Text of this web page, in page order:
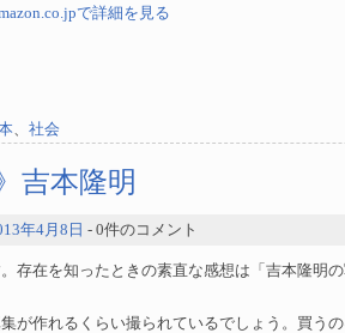
で詳細を見る
、 社会
吉本隆明
年4月8日 - 0件のコメント
存在を知ったときの素直な感想は「吉本隆明
が作れるくらい撮られているでしょう。買う